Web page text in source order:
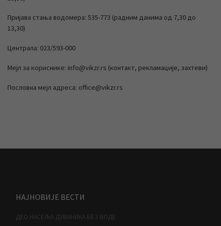
Пријава стања водомера: 535-773 (радним данима од 7,30 до
13,30)
Централа: 023/593-000
Мејл за кориснике: info@vikzr.rs (контакт, рекламације, захтеви)
Пословна мејл адреса: office@vikzr.rs
НАЈНОВИЈЕ ВЕСТИ
ДЕО НАСЕЉА ДУВАНИКА БЕЗ ВОДЕ